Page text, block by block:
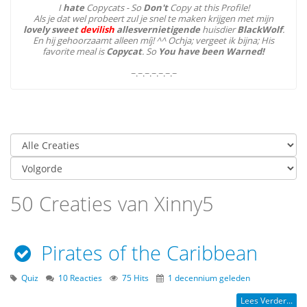
IhateCopycats - So Don'tCopy at this Profile!
Als je dat wel probeert zul je snel te maken krijgen met mijn
lovely sweetdevilishallesvernietigendehuisdierBlackWolf.
En hij gehoorzaamt alleen míj! ^^ Ochja; vergeet ik bijna; His
favorite meal isCopycat. So You have been Warned!
~.~.~.~.~.~.~
50 Creaties van Xinny5
Pirates of the Caribbean
Quiz 10 Reacties 75 Hits 1 decennium geleden
Lees Verder...